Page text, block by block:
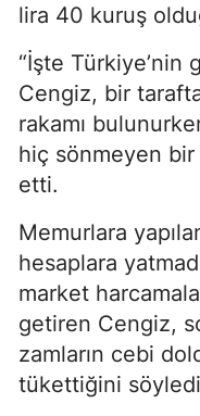
lira 40 kuruş
“İşte Türkiye’nin
Cengiz, bir
rakamı
hiç sönmeyen bir
etti.
Memurlara
hesaplara
market
getiren Cengiz,
zamların cebi
tükettiğini